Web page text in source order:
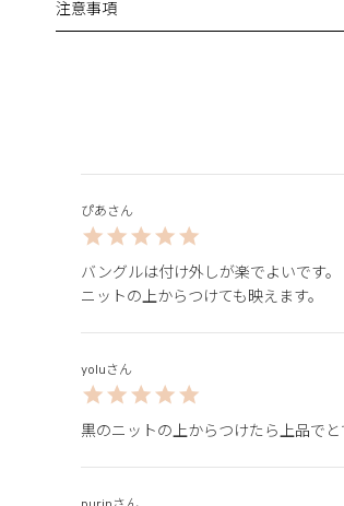
注意事項
ぴあ
バングルは付け外しが楽でよいです。
ニットの上からつけても映えます。
yolu
黒のニットの上からつけたら上品でと